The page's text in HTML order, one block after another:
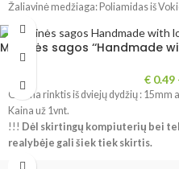
Žaliavinė medžiaga: Poliamidas iš
Medinės sagos ‘‘Handmade
€ 0.49
Galima rinktis iš dviejų dydžių : 15mm
Kaina už 1vnt.
!!! Dėl skirtingų kompiuterių bei
realybėje gali šiek tiek skirtis.